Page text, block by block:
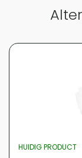
HUIDIG PRODUCT